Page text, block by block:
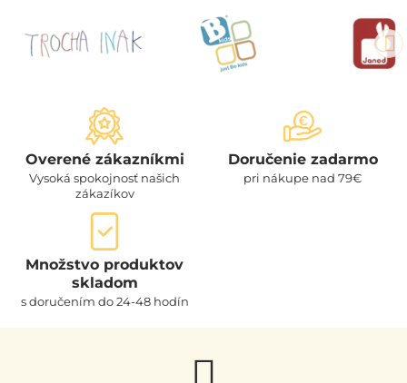
Overené zákazníkmi
Vysoká spokojnosť našich
zákazíkov
Doručenie zadarmo
pri nákupe nad 79€
Množstvo produktov
skladom
s doručením do 24-48 hodín